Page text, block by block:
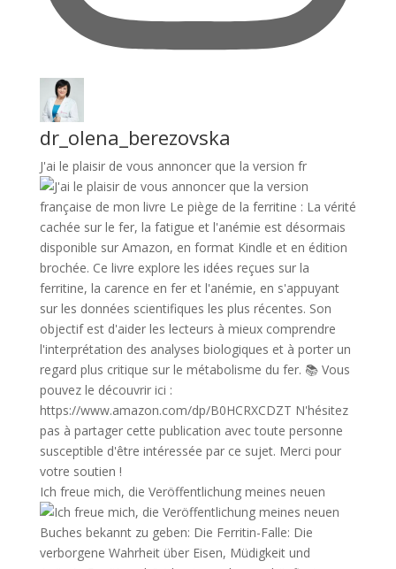
dr_olena_berezovska
J'ai le plaisir de vous annoncer que la version fr
Ich freue mich, die Veröffentlichung meines neuen